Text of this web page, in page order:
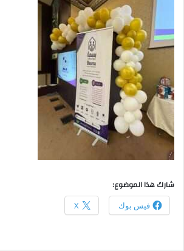
شارك هذا الموضوع:
فيس بوك X